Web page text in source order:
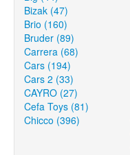
Bizak (47)
Brio (160)
Bruder (89)
Carrera (68)
Cars (194)
Cars 2 (33)
CAYRO (27)
Cefa Toys (81)
Chicco (396)